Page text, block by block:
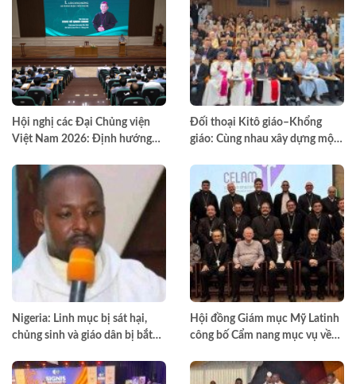
huấn giáo Việt Nam
Hội nghị các Đại Chủng viện
Việt Nam 2026: Định hướng
Đối thoại Kitô giáo–Khổng
giáo: Cùng nhau xây dựng một
Nigeria: Linh mục bị sát hại,
chủng sinh và giáo dân bị bắt
Hội đồng Giám mục Mỹ Latinh
công bố Cẩm nang mục vụ về